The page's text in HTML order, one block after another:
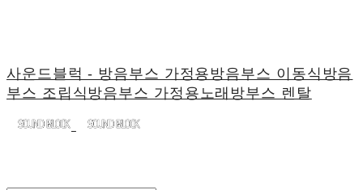
사운드블럭 - 방음부스 가정용방음부스 이동식방음
부스 조립식방음부스 가정용노래방부스 렌탈